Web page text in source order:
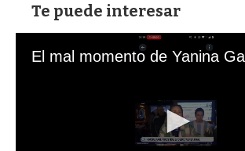
Te puede interesar